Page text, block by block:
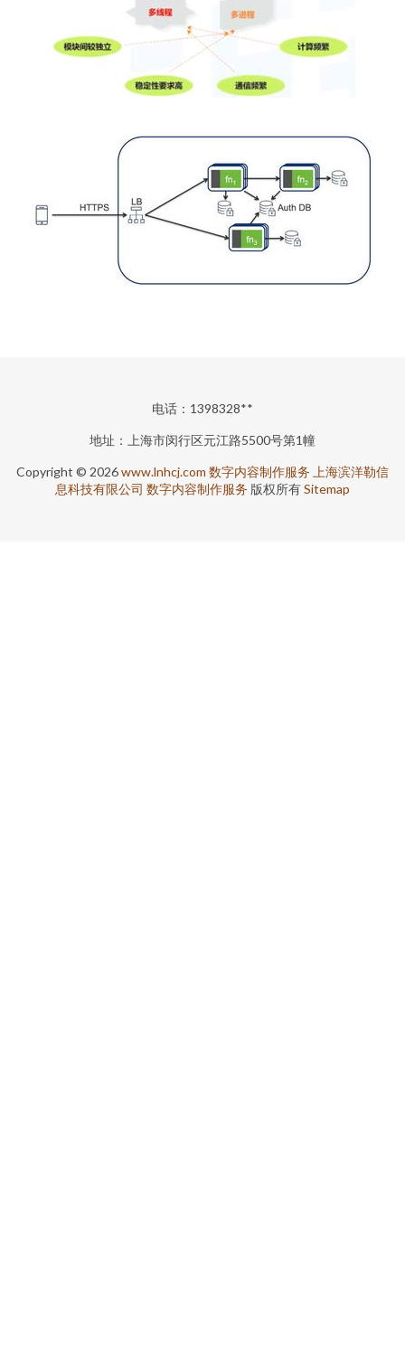
电话：1398328**
地址：上海市闵行区元江路5500号第1幢
Copyright © 2026www.lnhcj.com 数字内容制作服务 上海滨洋勒信
息科技有限公司 数字内容制作服务 版权所有Sitemap